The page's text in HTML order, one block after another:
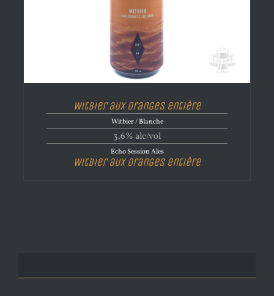
Witbier aux oranges entière
Witbier / Blanche
3.6% alc/vol
Echo Session Ales
Witbier aux oranges entière